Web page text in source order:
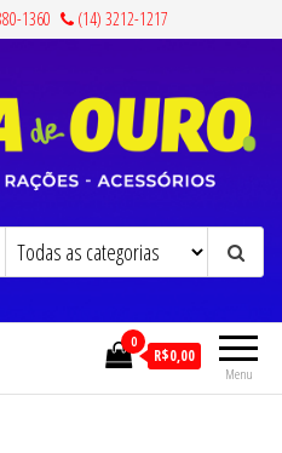
1360 (14) 3212-1217
Aquarismo, Pets, Rações e Acessórios
Menu
0
R$0,00